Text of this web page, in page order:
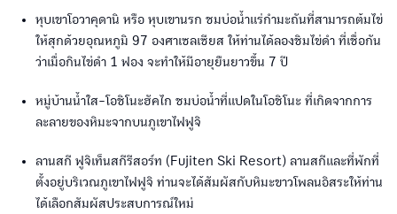
หุบเขาโอวาคุดานิ หรือ หุบเขานรก ชมบ่อน้ำแร่กำมะถันที่สามารถต้มไข่
ให้สุกด้วยอุณหภูมิ 97 องศาเซลเซียส ให้ท่านได้ลองชิมไข่ดำ ที่เชื่อกัน
ว่าเมื่อกินไข่ดำ 1 ฟอง จะทำให้มีอายุยืนยาวขึ้น 7 ปี
หมู่บ้านน้ำใส-โอชิโนะฮัคไก ชมบ่อน้ำที่แปดในโอชิโนะ ที่เกิดจากการ
ละลายของหิมะจากบนภูเขาไฟฟูจิ
ลานสกี ฟูจิเท็นสกีรีสอร์ท (Fujiten Ski Resort) ลานสกีและที่พักที่
ตั้งอยู่บริเวณภูเขาไฟฟูจิ ท่านจะได้สัมผัสกับหิมะขาวโพลนอิสระให้ท่าน
ได้เลือกสัมผัสประสบการณ์ใหม่